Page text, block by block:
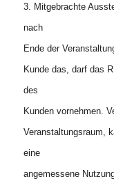
3. Mitgebrachte
nach
Ende der
Kunde das, darf das
des
Kunden vornehmen.
Veranstaltungsraum,
eine
angemessene